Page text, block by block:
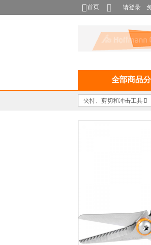
首页 请登录
全部商品
夹持、剪切和冲击工具